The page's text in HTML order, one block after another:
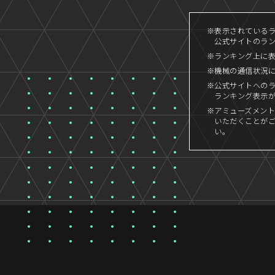
※表示されている
公式サイトのラ
※ランキング上に
※機械の通信状況
※公式サイトへの
ランキング表示
※アミューズメン
いただくことが
い。